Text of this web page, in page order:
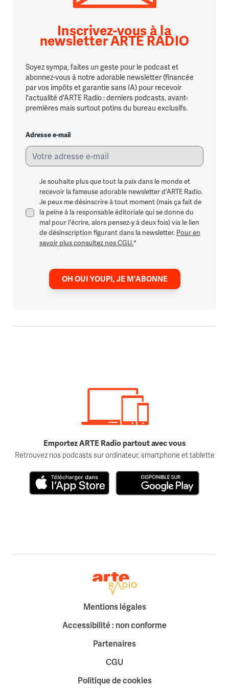
Inscrivez-vous à la
newsletter ARTE RADIO
Soyez sympa, faites un geste pour le podcast et
abonnez-vous à notre adorable newsletter (financée
par vos impôts et garantie sans IA) pour recevoir
l'actualité d'ARTE Radio : derniers podcasts, avant-
premières mais surtout potins du bureau exclusifs.
Adresse e-mail
Je souhaite plus que tout la paix dans le monde et
recevoir la fameuse adorable newsletter d'ARTE Radio.
Je peux me désinscrire à tout moment (mais ça fait de
la peine à la responsable éditoriale qui se donne du
mal pour l'écrire, alors pensez-y à deux fois) via le lien
de désinscription figurant dans la newsletter. Pour en
savoir plus consultez nos CGU.*
OH OUI YOUPI, JE M'ABONNE
Emportez ARTE Radio partout avec vous
Retrouvez nos podcasts sur ordinateur, smartphone et tablette
Retour à la page d'accueil
Mentions légales
Accessibilité : non conforme
Partenaires
CGU
Politique de cookies